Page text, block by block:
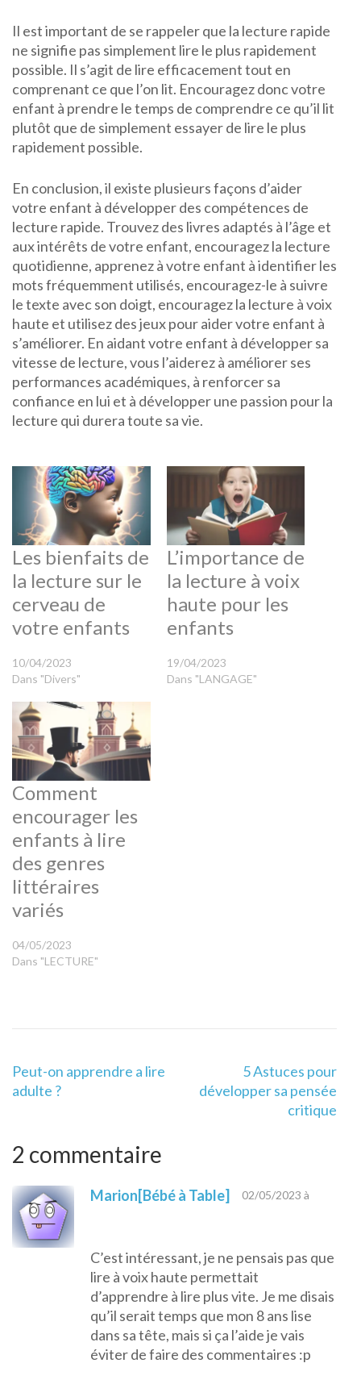
Il est important de se rappeler que la lecture rapide
ne signifie pas simplement lire le plus rapidement
possible. Il s’agit de lire efficacement tout en
comprenant ce que l’on lit. Encouragez donc votre
enfant à prendre le temps de comprendre ce qu’il lit
plutôt que de simplement essayer de lire le plus
rapidement possible.
En conclusion, il existe plusieurs façons d’aider
votre enfant à développer des compétences de
lecture rapide. Trouvez des livres adaptés à l’âge et
aux intérêts de votre enfant, encouragez la lecture
quotidienne, apprenez à votre enfant à identifier les
mots fréquemment utilisés, encouragez-le à suivre
le texte avec son doigt, encouragez la lecture à voix
haute et utilisez des jeux pour aider votre enfant à
s’améliorer. En aidant votre enfant à développer sa
vitesse de lecture, vous l’aiderez à améliorer ses
performances académiques, à renforcer sa
confiance en lui et à développer une passion pour la
lecture qui durera toute sa vie.
Les bienfaits de
la lecture sur le
cerveau de
votre enfants
10/04/2023
Dans "Divers"
L’importance de
la lecture à voix
haute pour les
enfants
19/04/2023
Dans "LANGAGE"
Comment
encourager les
enfants à lire
des genres
littéraires
variés
04/05/2023
Dans "LECTURE"
Navigation
de
Peut-on apprendre a lire
adulte ?
5 Astuces pour
développer sa pensée
critique
2 commentaire
Marion[Bébé à Table] 02/05/2023 à
C’est intéressant, je ne pensais pas que
lire à voix haute permettait
d’apprendre à lire plus vite. Je me disais
qu’il serait temps que mon 8 ans lise
dans sa tête, mais si ça l’aide je vais
éviter de faire des commentaires :p